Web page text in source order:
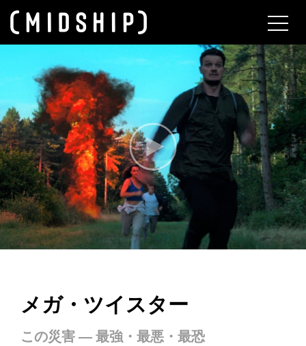
メガ・ツイスター
この災害 ― 最強・最悪・最恐
About